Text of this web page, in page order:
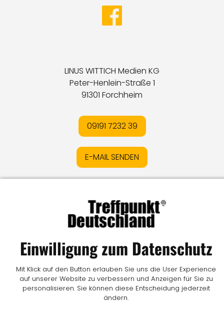
LINUS WITTICH Medien KG
Peter-Henlein-Straße 1
91301 Forchheim
09191 7232 39
E-MAIL SENDEN
DatenschutzIOnline-Streitschlichtung
MediadatenIKontaktIVertrag widerrufen
© LW Medien GmbH
Einwilligung zum Datenschutz
Mit Klick auf den Button erlauben Sie uns die User Experience
auf unserer Website zu verbessern und Anzeigen für Sie zu
personalisieren. Sie können diese Entscheidung jederzeit
ändern.